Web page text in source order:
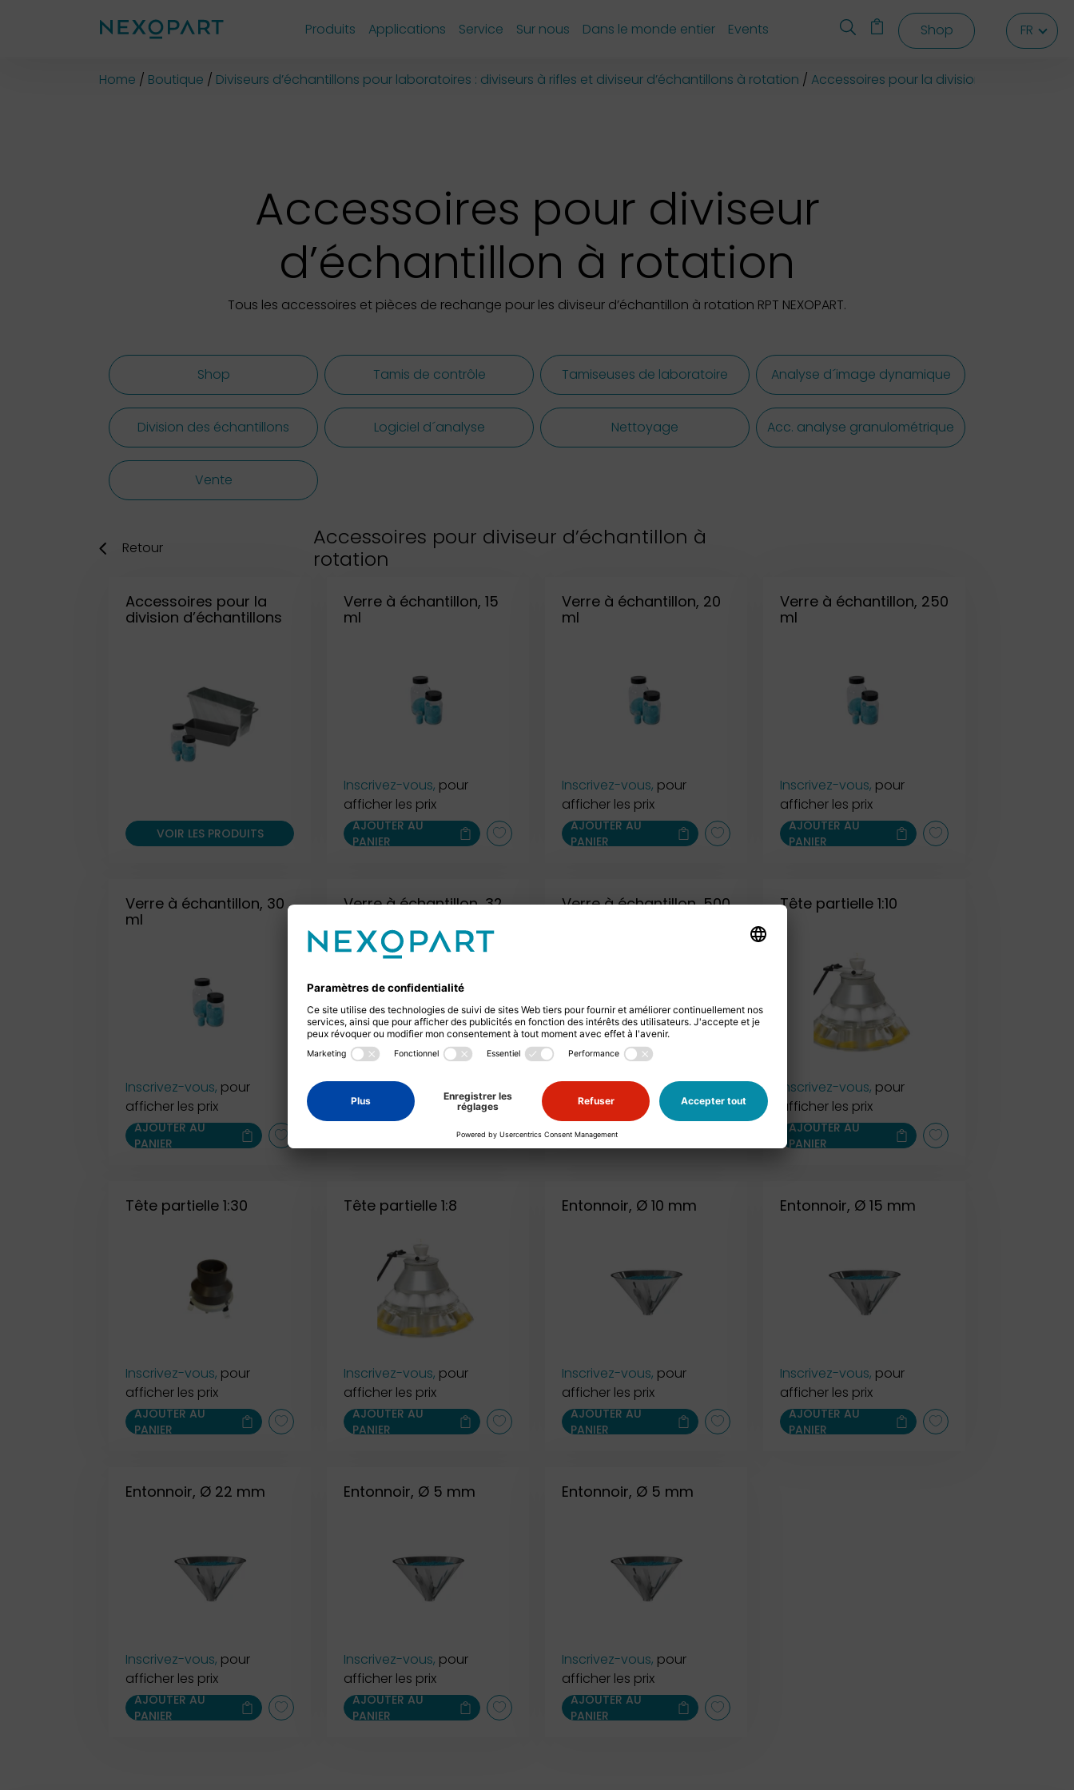
FR FR
Produits Applications Service Sur nous Dans le monde entier Events Shop FR
Home Boutique Diviseurs d’échantillons pour laboratoires : diviseurs à rifles et diviseur d’échantillons à rotation Accessoires pour la division d’échantillons
Accessoires pour diviseur
d’échantillon à rotation
Tous les accessoires et pièces de rechange pour les diviseur d’échantillon à rotation RPT NEXOPART.
Shop Tamis de contrôle Tamiseuses de laboratoire Analyse d´image dynamique
Division des échantillons Logiciel d´analyse Nettoyage Acc. analyse granulométrique
Vente
Retour
Accessoires pour diviseur d’échantillon à
rotation
Accessoires pour la
division d’échantillons
VOIR LES PRODUITS
Verre à échantillon, 15
ml
Inscrivez-vous, pour
afficher les prix
AJOUTER AU
PANIER
Verre à échantillon, 20
ml
Inscrivez-vous, pour
afficher les prix
AJOUTER AU
PANIER
Verre à échantillon, 250
ml
Inscrivez-vous, pour
afficher les prix
AJOUTER AU
PANIER
Verre à échantillon, 30
ml
Inscrivez-vous, pour
afficher les prix
AJOUTER AU
PANIER
Verre à échantillon, 32
Inscrivez-vous,
afficher les prix
Verre à échantillon, 500
Inscrivez-vous,
pour
afficher les prix
AJOUTER AU
PANIER
Tête partielle 1:10
Inscrivez-vous, pour
afficher les prix
AJOUTER AU
PANIER
Tête partielle 1:30
Inscrivez-vous, pour
afficher les prix
AJOUTER AU
PANIER
Tête partielle 1:8
Inscrivez-vous, pour
afficher les prix
AJOUTER AU
PANIER
Entonnoir, Ø 10 mm
Inscrivez-vous, pour
afficher les prix
AJOUTER AU
PANIER
Entonnoir, Ø 15 mm
Inscrivez-vous, pour
afficher les prix
AJOUTER AU
PANIER
Entonnoir, Ø 22 mm
Inscrivez-vous, pour
afficher les prix
AJOUTER AU
PANIER
Entonnoir, Ø 5 mm
Inscrivez-vous, pour
afficher les prix
AJOUTER AU
PANIER
Entonnoir, Ø 5 mm
Inscrivez-vous, pour
afficher les prix
AJOUTER AU
PANIER